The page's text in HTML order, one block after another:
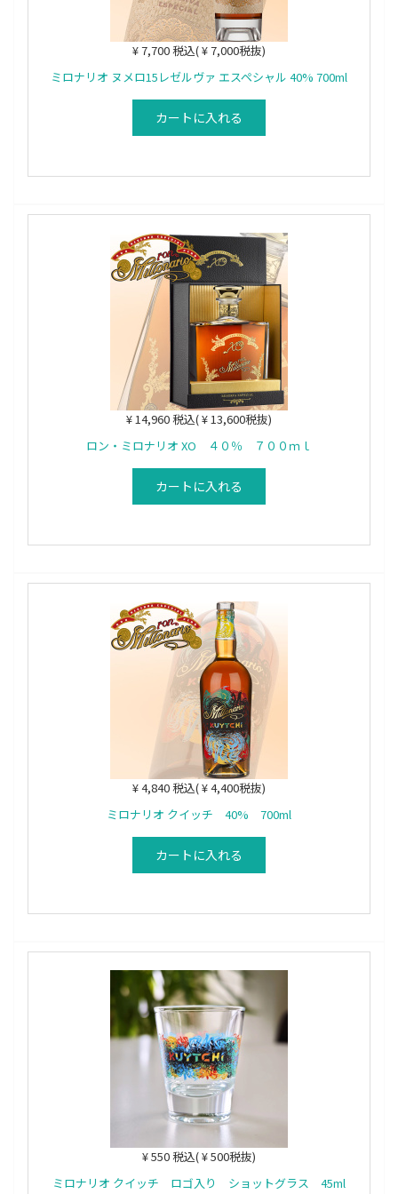
¥ 7,700 税込( ¥ 7,000税抜)
ミロナリオ ヌメロ15レゼルヴァ エスペシャル 40% 700ml
カートに入れる
¥ 14,960 税込( ¥ 13,600税抜)
ロン・ミロナリオ XO ４０％ ７００ｍｌ
カートに入れる
¥ 4,840 税込( ¥ 4,400税抜)
ミロナリオ クイッチ 40% 700ml
カートに入れる
¥ 550 税込( ¥ 500税抜)
ミロナリオ クイッチ ロゴ入り ショットグラス 45ml